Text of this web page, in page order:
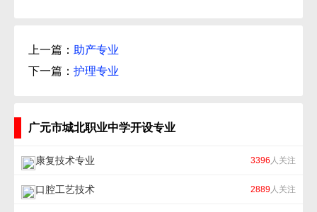
上一篇： 助产专业
下一篇： 护理专业
广元市城北职业中学开设专业
康复技术专业 3396 人关注
口腔工艺技术 2889人关注